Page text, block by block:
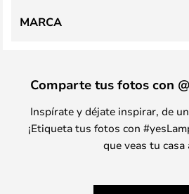
MARCA
Comparte tus fotos con
Inspírate y déjate inspirar, de
¡Etiqueta tus fotos con
que veas tu casa